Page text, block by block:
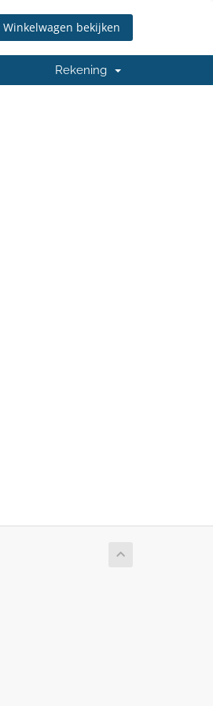
Winkelwagen bekijken
Rekening